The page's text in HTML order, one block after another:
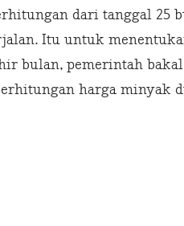
dari tanggal 25
Itu untuk
bulan, pemerintah
harga minyak